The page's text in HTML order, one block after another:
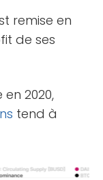
remise en
de ses
2020,
tend à